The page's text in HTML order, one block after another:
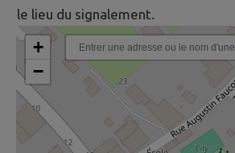
le lieu du signalement.
+
−